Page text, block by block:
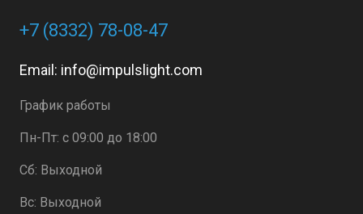
+7 (8332) 78-08-47
Email: info@impulslight.com
График работы
Пн-Пт: с 09:00 до 18:00
Сб: Выходной
Вс: Выходной